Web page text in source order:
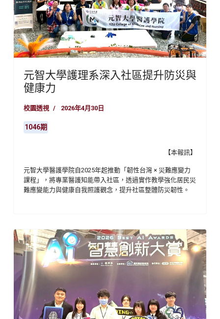
元智大學護理系深入社區提升防災與
健康力
校園透視 2026年4月30日
1046期
【本報訊】
元智大學醫護學院自2025年起推動「韌性台灣 × 災難應變力
課程」，將專業醫護知能帶入社區，透過實作教學強化居民災
難應變能力與健康自我照護觀念，提升社區整體防災韌性。